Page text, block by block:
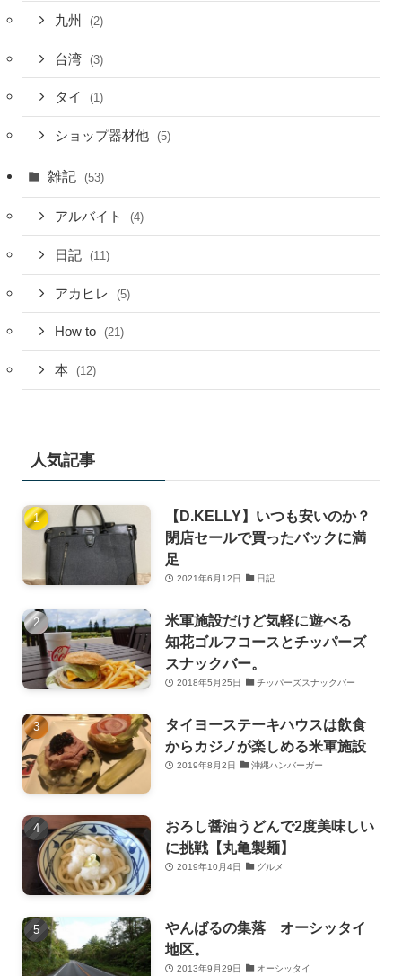
九州 (2)
台湾 (3)
タイ (1)
ショップ器材他 (5)
雑記 (53)
アルバイト (4)
日記 (11)
アカヒレ (5)
How to (21)
本 (12)
人気記事
【D.KELLY】いつも安いのか？
閉店セールで買ったバックに満
足
2021年6月12日 日記
米軍施設だけど気軽に遊べる
知花ゴルフコースとチッパーズ
スナックバー。
2018年5月25日 チッパーズスナックバー
タイヨーステーキハウスは飲食
からカジノが楽しめる米軍施設
2019年8月2日 沖縄ハンバーガー
おろし醤油うどんで2度美味しい
に挑戦【丸亀製麺】
2019年10月4日 グルメ
やんばるの集落 オーシッタイ
地区。
2013年9月29日 オーシッタイ